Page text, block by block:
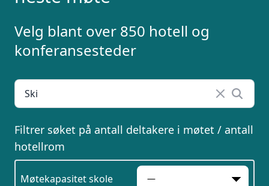
Velg blant over 850 hotell og
konferansesteder
Filtrer søket på antall deltakere i møtet / antall
hotellrom
Møtekapasitet skole
inn skjema og du vil raskt få svar, eller